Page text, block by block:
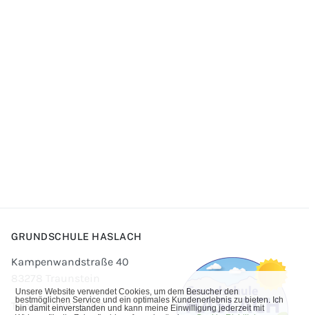
GRUNDSCHULE HASLACH
Kampenwandstraße 40
Telefon: 0861 3383